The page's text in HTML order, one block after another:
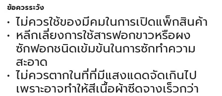
ข้อควรระวัง
ไม่ควรใช้ของมีคมในการเปิดแพ็กสินค้า
หลีกเลี่ยงการใช้สารฟอกขาวหรือผง
ซักฟอกชนิดเข้มข้นในการซักทำความ
สะอาด
ไม่ควรตากในที่ที่มีแสงแดดจัดเกินไป
เพราะอาจทำให้สีเนื้อผ้าซีดจางเร็วกว่า